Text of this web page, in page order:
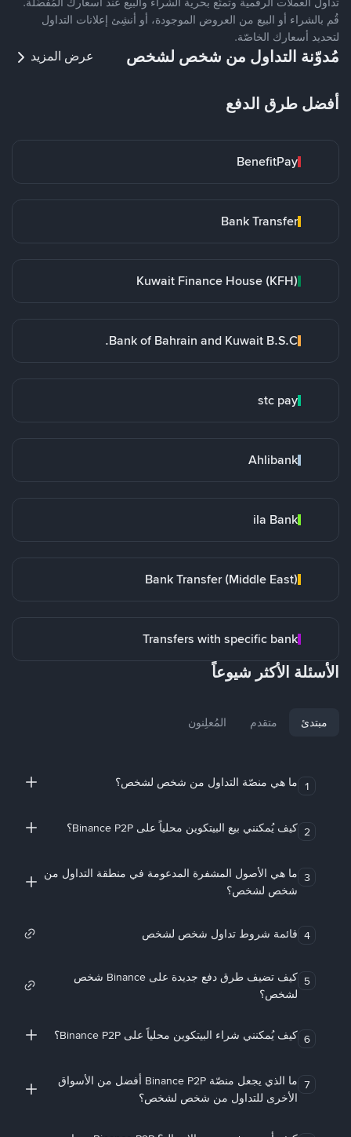
قُم بالشراء أو البيع من العروض الموجودة، أو أنشِئ إعلانات التداول
لتحديد أسعارك الخاصّة.
مُدوّنة التداول من شخص لشخص عرض المزيد
أفضل طرق الدفع
BenefitPay
Bank Transfer
Kuwait Finance House (KFH)
Bank of Bahrain and Kuwait B.S.C.
stc pay
Ahlibank
ila Bank
Bank Transfer (Middle East)
Transfers with specific bank
الأسئلة الأكثر شيوعاً
مبتدئ متقدم المُعلِنون
1 ما هي منصّة التداول من شخص لشخص؟
2 كيف يُمكنني بيع البيتكوين محلياً على Binance P2P؟
3 ما هي الأصول المشفرة المدعومة في منطقة التداول من
شخص لشخص؟
4 قائمة شروط تداول شخص لشخص
5
كيف تضيف طرق دفع جديدة على Binance شخص
لشخص؟
6 كيف يُمكنني شراء البيتكوين محلياً على Binance P2P؟
7
ما الذي يجعل منصّة Binance P2P أفضل من الأسواق
الأخرى للتداول من شخص لشخص؟